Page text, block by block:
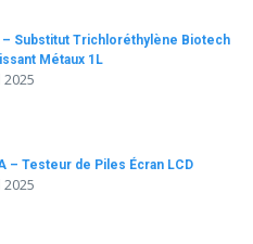
– Substitut Trichloréthylène Biotech
Métaux 1L
– Testeur de Piles Écran LCD